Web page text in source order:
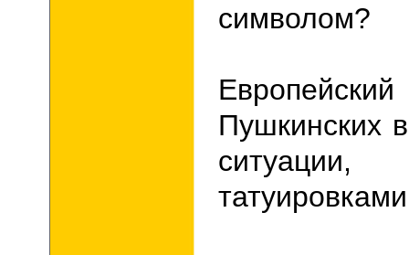
символом?
Пушкинских